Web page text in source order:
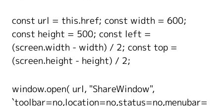
const url = this.href; const width = 600;
const height = 500; const left =
(screen.width - width) / 2; const top =
(screen.height - height) / 2;
window.open( url, "ShareWindow",
`toolbar=no,location=no,status=no,menubar=